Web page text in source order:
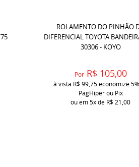
ROLAMENTO DO PINHÃO
DIFERENCIAL TOYOTA
30306 - KOYO
Por R$ 105,00
à vista R$ 99,75economize5%
PagHiper ou Pix
ou em5xde R$ 21,00